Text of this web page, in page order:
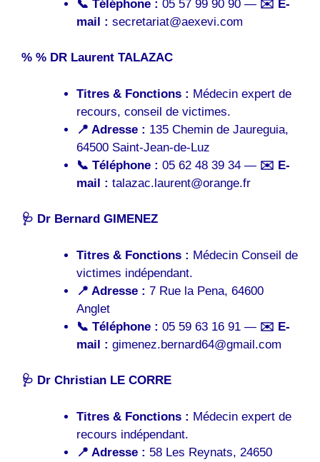
📞 Téléphone : 05 57 99 90 90 — ✉️ E-
mail : secretariat@aexevi.com
% % DR Laurent TALAZAC
Titres & Fonctions : Médecin expert de
recours, conseil de victimes.
📍 Adresse : 135 Chemin de Jaureguia,
64500 Saint-Jean-de-Luz
📞 Téléphone : 05 62 48 39 34 — ✉️ E-
mail : talazac.laurent@orange.fr
🩺 Dr Bernard GIMENEZ
Titres & Fonctions : Médecin Conseil de
victimes indépendant.
📍 Adresse : 7 Rue la Pena, 64600
Anglet
📞 Téléphone : 05 59 63 16 91 — ✉️ E-
mail : gimenez.bernard64@gmail.com
🩺 Dr Christian LE CORRE
Titres & Fonctions : Médecin expert de
recours indépendant.
📍 Adresse : 58 Les Reynats, 24650